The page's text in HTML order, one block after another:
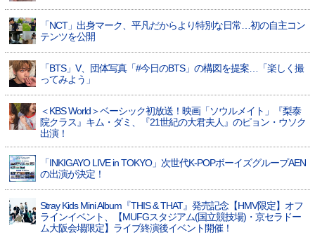
「NCT」出身マーク、平凡だからより特別な日常…初の自主コン
テンツを公開
「BTS」V、団体写真「#今日のBTS」の構図を提案…「楽しく撮
ってみよう」
＜KBS World＞ベーシック初放送！映画「ソウルメイト」『梨泰
院クラス』キム・ダミ、『21世紀の大君夫人』のピョン・ウソク
出演！
「INKIGAYO LIVE in TOKYO」次世代K-POPボーイズグループAEN
の出演が決定！
Stray Kids Mini Album『THIS & THAT』発売記念【HMV限定】オフ
ラインイベント、【MUFGスタジアム(国立競技場)・京セラドー
ム大阪会場限定】ライブ終演後イベント開催！